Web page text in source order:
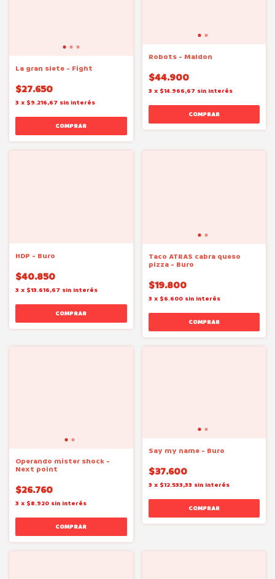
La gran siete - Fight
$27.650
3 x $9.216,67 sin interés
Robots - Maldon
$44.900
3 x $14.966,67 sin interés
HDP - Buro
$40.850
3 x $13.616,67 sin interés
Taco ATRAS cabra queso
pizza - Buro
$19.800
3 x $6.600 sin interés
Operando mister shock -
Next point
$26.760
3 x $8.920 sin interés
Say my name - Buro
$37.600
3 x $12.533,33 sin interés